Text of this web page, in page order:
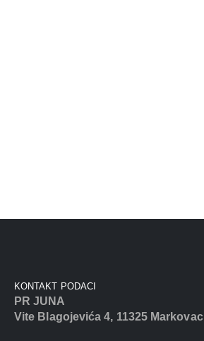
KONTAKT PODACI
PR JUNA
Vite Blagojevića 4, 11325 Markovac